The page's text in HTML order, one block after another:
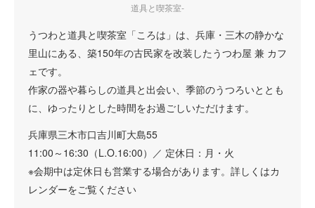
道具と喫茶室-
うつわと道具と喫茶室「ころは」は、兵庫・三木の静かな
里山にある、築150年の古民家を改装したうつわ屋 兼 カフ
ェです。
作家の器や暮らしの道具と出会い、季節のうつろいととも
に、ゆったりとした時間をお過ごしいただけます。
兵庫県三木市口吉川町大島55
11:00～16:30（L.O.16:00）／ 定休日：月・火
※会期中は定休日も営業する場合があります。詳しくはカ
レンダーをご覧ください